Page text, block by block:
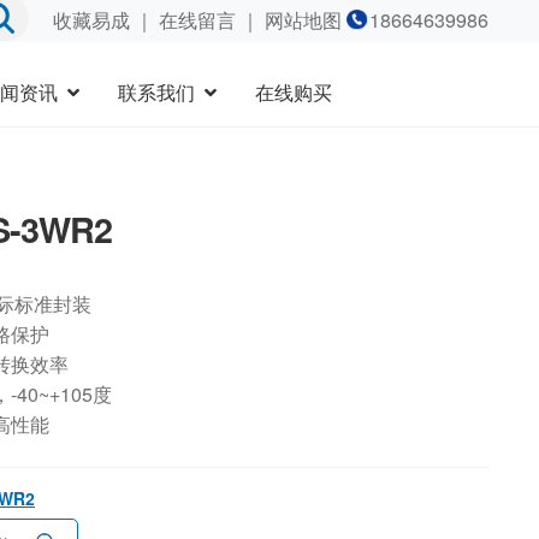
收藏易成｜ 在线留言｜ 网站地图 18664639986
资讯 联系我们 在线购买
3WR2
标准封装
保护
换效率
-40~+105度
性能